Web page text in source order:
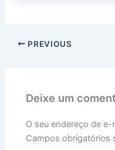
PREVIOUS
Deixe um
O seu endereço de
Campos obrigatórios